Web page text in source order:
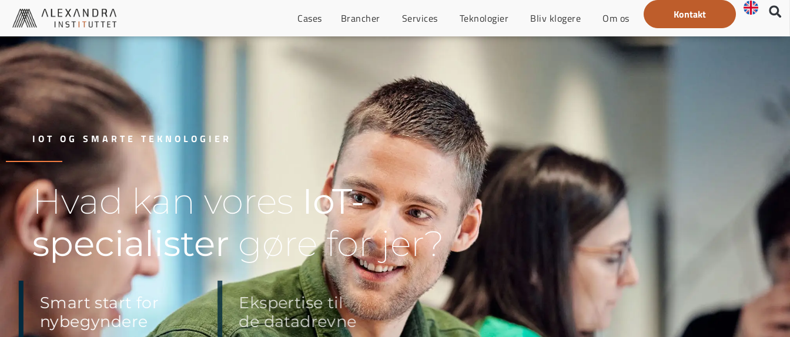
Cases Brancher Services Teknologier Bliv klogere Om os Kontakt
IOT OG SMARTE TEKNOLOGIER
Hvad kan vores IoT-
specialister gøre for jer?
Smart start for
nybegyndere
Ekspertise til
de datadrevne